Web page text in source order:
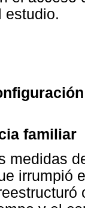
estudio.
familiar
medidas
irrumpió